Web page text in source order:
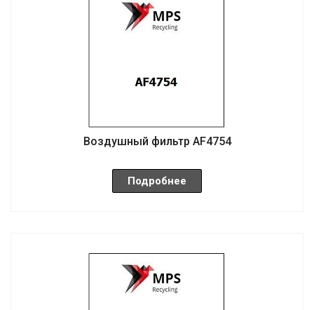
Воздушный фильтр AF4754
Подробнее